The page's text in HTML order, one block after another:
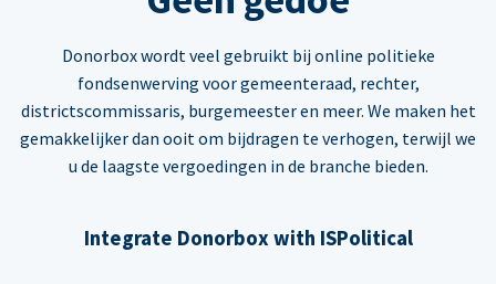
Donorbox wordt veel gebruikt bij online politieke
fondsenwerving voor gemeenteraad, rechter,
districtscommissaris, burgemeester en meer. We maken het
gemakkelijker dan ooit om bijdragen te verhogen, terwijl we
u de laagste vergoedingen in de branche bieden.
Integrate Donorbox with ISPolitical